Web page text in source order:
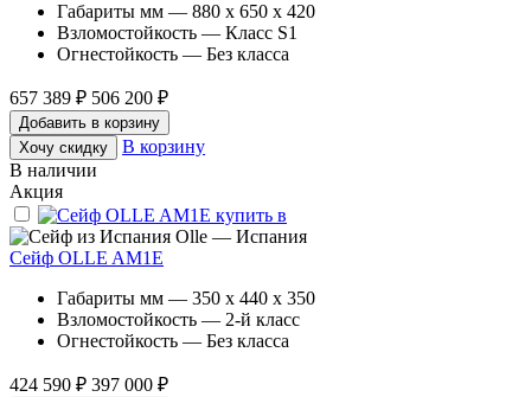
Габариты мм — 880 x 650 x 420
Взломостойкость — Класс S1
Огнестойкость — Без класса
657 389 ₽ 506 200 ₽
Добавить в корзину
Хочу скидку
В корзину
В наличии
Акция
Olle — Испания
Сейф OLLE AM1E
Габариты мм — 350 x 440 x 350
Взломостойкость — 2-й класс
Огнестойкость — Без класса
424 590 ₽ 397 000 ₽